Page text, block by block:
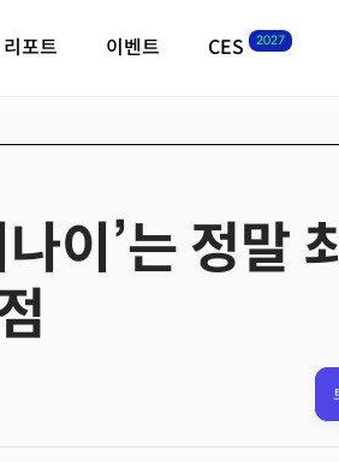
리포트 이벤트 CES 2027
필드 가이드
CES2027 with
이’는 정말